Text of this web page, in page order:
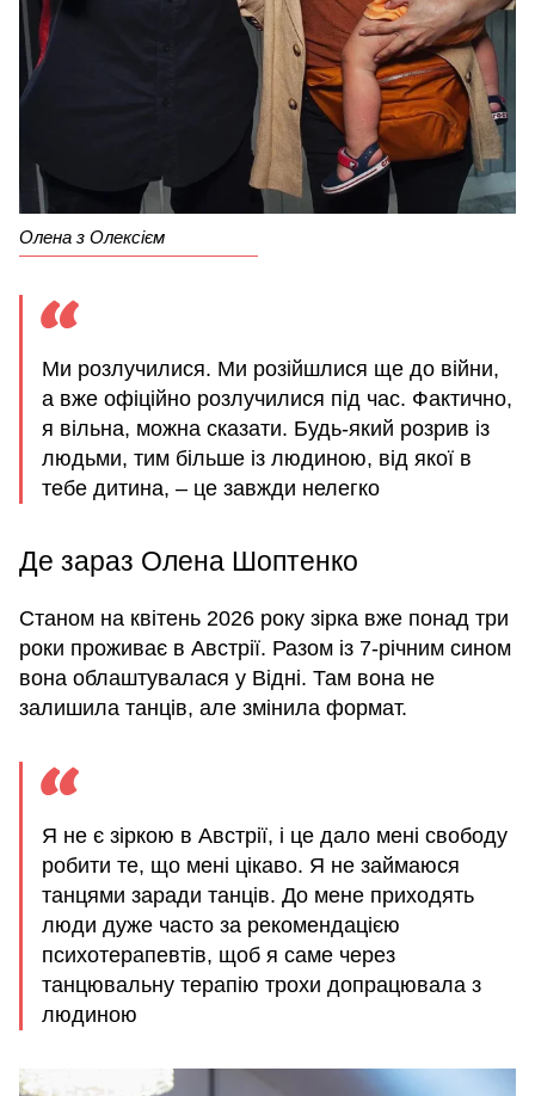
Олена з Олексієм
Ми розлучилися. Ми розійшлися ще до війни,
а вже офіційно розлучилися під час. Фактично,
я вільна, можна сказати. Будь-який розрив із
людьми, тим більше із людиною, від якої в
тебе дитина, – це завжди нелегко
Де зараз Олена Шоптенко
Станом на квітень 2026 року зірка вже понад три
роки проживає в Австрії. Разом із 7-річним сином
вона облаштувалася у Відні. Там вона не
залишила танців, але змінила формат.
Я не є зіркою в Австрії, і це дало мені свободу
робити те, що мені цікаво. Я не займаюся
танцями заради танців. До мене приходять
люди дуже часто за рекомендацією
психотерапевтів, щоб я саме через
танцювальну терапію трохи допрацювала з
людиною